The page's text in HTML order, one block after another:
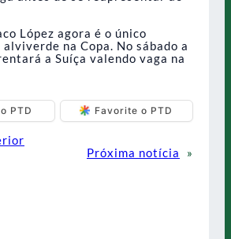
López agora é o único
na Copa. No sábado a
a Suíça valendo vaga na
PTD Favorite o PTD
Próxima notícia
»